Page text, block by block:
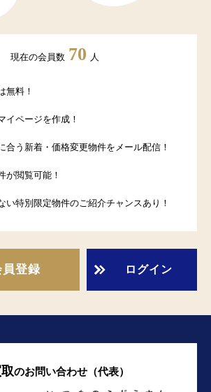
現在の会員数 70 人
無料！
イページを作成！
合う新着・価格変更物件をメール配信！
が閲覧可能！
い特別限定物件のご紹介チャンスあり！
登録 ログイン
のお問い合わせ（代表）